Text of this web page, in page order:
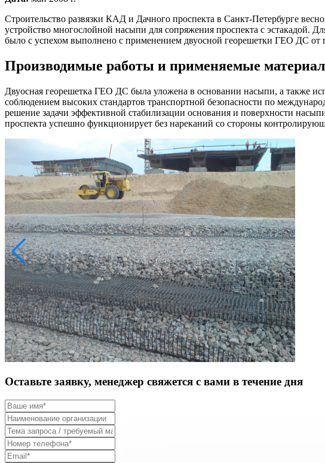
Строительство развязки КАД и Дачного проспекта в Санкт-Петербурге
устройство многослойной насыпи для сопряжения проспекта с эстакадой.
было с успехом выполнено с применением двуосной георешетки ГЕО ДС
Производимые работы и применяемые
Двуосная георешетка ГЕО ДС была уложена в основании насыпи, а также
соблюдением высоких стандартов транспортной безопасности по
решение задачи эффективной стабилизации основания и поверхности
проспекта успешно функционирует без нареканий со стороны
Оставьте заявку, менеджер свяжется с вами в течение дня